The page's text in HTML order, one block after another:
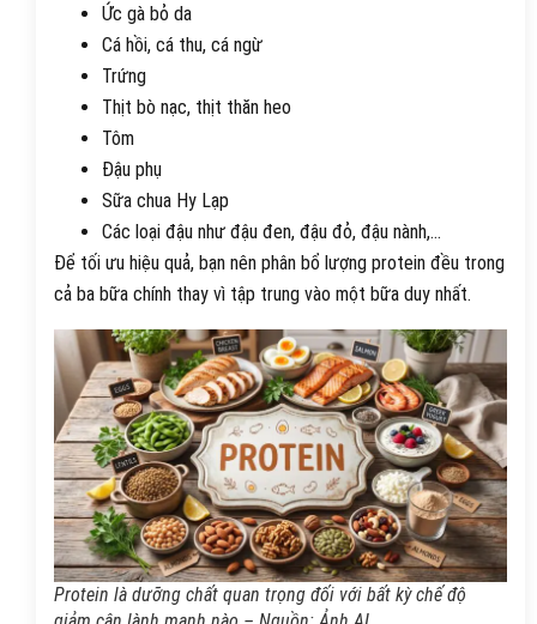
Ức gà bỏ da
Cá hồi, cá thu, cá ngừ
Trứng
Thịt bò nạc, thịt thăn heo
Tôm
Đậu phụ
Sữa chua Hy Lạp
Các loại đậu như đậu đen, đậu đỏ, đậu nành,…
Để tối ưu hiệu quả, bạn nên phân bổ lượng protein đều trong
cả ba bữa chính thay vì tập trung vào một bữa duy nhất.
Protein là dưỡng chất quan trọng đối với bất kỳ chế độ